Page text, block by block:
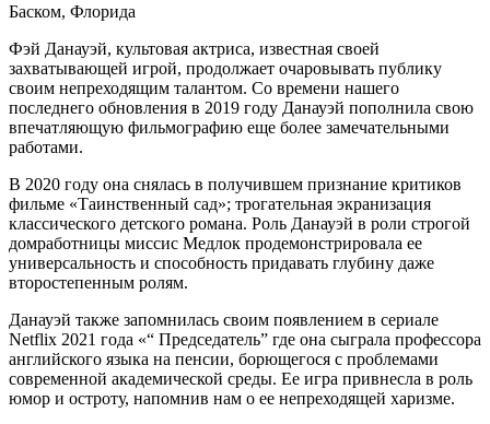
Баском, Флорида
Фэй Данауэй, культовая актриса, известная своей
захватывающей игрой, продолжает очаровывать публику
своим непреходящим талантом. Со времени нашего
последнего обновления в 2019 году Данауэй пополнила свою
впечатляющую фильмографию еще более замечательными
работами.
В 2020 году она снялась в получившем признание критиков
фильме «Таинственный сад»; трогательная экранизация
классического детского романа. Роль Данауэй в роли строгой
домработницы миссис Медлок продемонстрировала ее
универсальность и способность придавать глубину даже
второстепенным ролям.
Данауэй также запомнилась своим появлением в сериале
Netflix 2021 года «“ Председатель” где она сыграла профессора
английского языка на пенсии, борющегося с проблемами
современной академической среды. Ее игра привнесла в роль
юмор и остроту, напомнив нам о ее непреходящей харизме.